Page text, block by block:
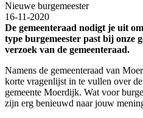
Nieuwe burgemeester
16-11-2020
De gemeenteraad nodigt je uit
type burgemeester past bij onze
verzoek van de gemeenteraad.
Namens de gemeenteraad van
korte vragenlijst in te vullen over
gemeente Moerdijk. Wat voor
zijn erg benieuwd naar jouw